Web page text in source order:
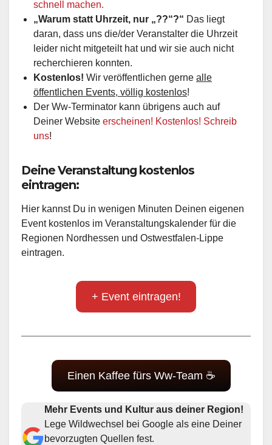
schnell machen.
„Warum statt Uhrzeit, nur „??“?“ Das liegt
daran, dass uns die/der Veranstalter die Uhrzeit
leider nicht mitgeteilt hat und wir sie auch nicht
recherchieren konnten.
Kostenlos! Wir veröffentlichen gerne alle
öffentlichen Events, völlig kostenlos!
Der Ww-Terminator kann übrigens auch auf
Deiner Website erscheinen! Kostenlos! Schreib
uns!
Deine Veranstaltung kostenlos
eintragen:
Hier kannst Du in wenigen Minuten Deinen eigenen
Event kostenlos im Veranstaltungskalender für die
Regionen Nordhessen und Ostwestfalen-Lippe
eintragen.
+ Event eintragen!
Einen Kaffee fürs Ww-Team ☕
Mehr Events und Kultur aus deiner Region!
Lege Wildwechsel bei Google als eine Deiner
bevorzugten Quellen fest.